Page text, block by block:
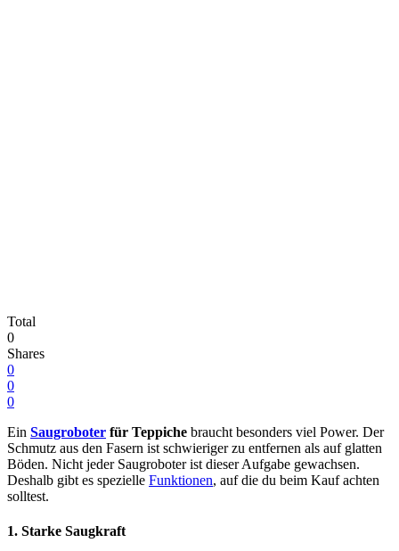
Total
0
Shares
0
0
0
Ein Saugroboter für Teppiche braucht besonders viel Power. Der
Schmutz aus den Fasern ist schwieriger zu entfernen als auf glatten
Böden. Nicht jeder Saugroboter ist dieser Aufgabe gewachsen.
Deshalb gibt es spezielle Funktionen, auf die du beim Kauf achten
solltest.
1. Starke Saugkraft